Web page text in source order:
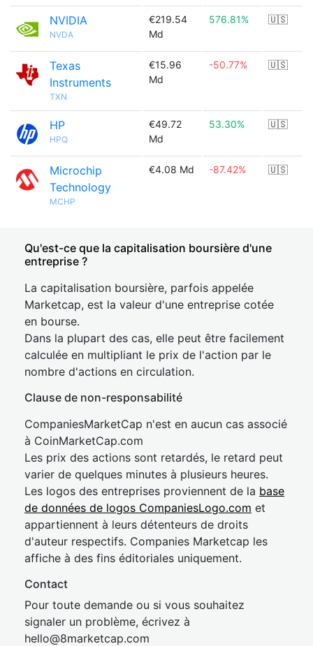
NVIDIA
NVDA
€219.54
Md
576.81% 🇺🇸
Texas
Instruments
TXN
€15.96
Md
-50.77% 🇺🇸
HP
HPQ
€49.72
Md
53.30% 🇺🇸
Microchip
Technology
MCHP
€4.08 Md -87.42% 🇺🇸
Qu'est-ce que la capitalisation boursière d'une
entreprise ?
La capitalisation boursière, parfois appelée
Marketcap, est la valeur d'une entreprise cotée
en bourse.
Dans la plupart des cas, elle peut être facilement
calculée en multipliant le prix de l'action par le
nombre d'actions en circulation.
Clause de non-responsabilité
CompaniesMarketCap n'est en aucun cas associé
à CoinMarketCap.com
Les prix des actions sont retardés, le retard peut
varier de quelques minutes à plusieurs heures.
Les logos des entreprises proviennent de la base
de données de logos CompaniesLogo.com et
appartiennent à leurs détenteurs de droits
d'auteur respectifs. Companies Marketcap les
affiche à des fins éditoriales uniquement.
Contact
Pour toute demande ou si vous souhaitez
signaler un problème, écrivez à
hello@8marketcap.com